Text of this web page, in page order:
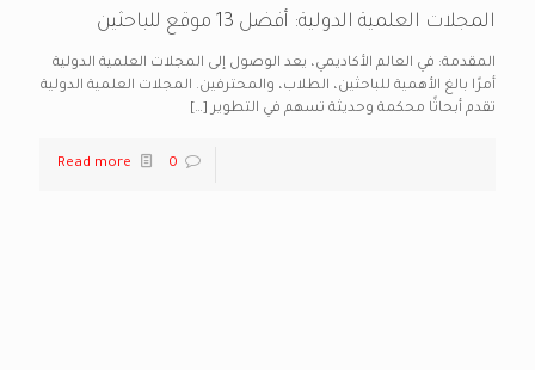
المجلات العلمية الدولية: أفضل 13 موقع للباحثين
المقدمة: في العالم الأكاديمي، يعد الوصول إلى المجلات العلمية الدولية
أمرًا بالغ الأهمية للباحثين، الطلاب، والمحترفين. المجلات العلمية الدولية
تقدم أبحاثًا محكمة وحديثة تسهم في التطوير […]
0
Read more